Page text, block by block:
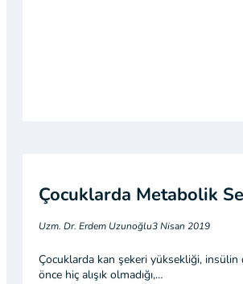
Çocuklarda Metabolik
Uzm. Dr. Erdem Uzunoğlu3 Nisan 2019
Çocuklarda kan şekeri yüksekliği,
önce hiç alışık olmadığı,…